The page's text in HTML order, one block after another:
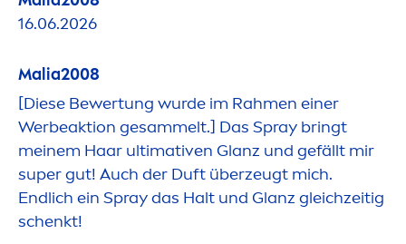
16.06.2026
Malia2008
[Diese Bewertung wurde im Rahmen einer
Werbeaktion gesammelt.] Das Spray bringt
meinem Haar ultimativen Glanz und gefällt mir
super gut! Auch der Duft überzeugt mich.
Endlich ein Spray das Halt und Glanz gleichzeitig
schenkt!